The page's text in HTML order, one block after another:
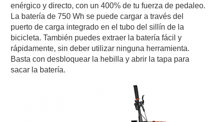
enérgico y directo, con un 400% de tu fuerza de pedaleo.
La batería de 750 Wh se puede cargar a través del
puerto de carga integrado en el tubo del sillín de la
bicicleta. También puedes extraer la batería fácil y
rápidamente, sin deber utilizar ninguna herramienta.
Basta con desbloquear la hebilla y abrir la tapa para
sacar la batería.